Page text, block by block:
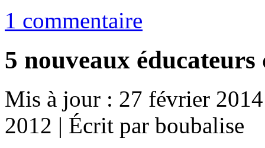
1 commentaire
5 nouveaux
Mis à jour : 27 février 2014
2012 | Écrit par boubalise